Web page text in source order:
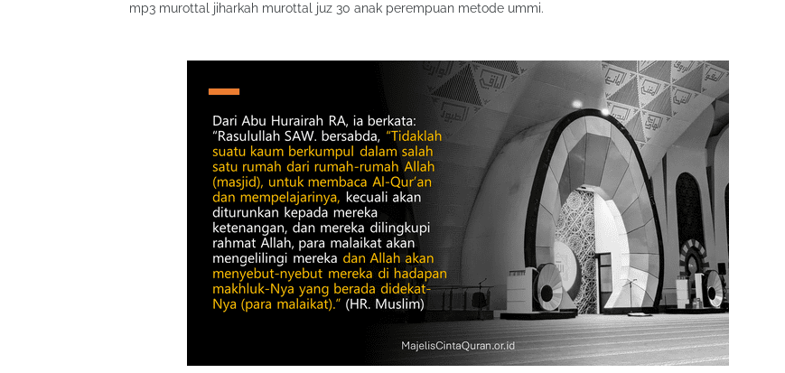
mp3 murottal jiharkah murottal juz 30 anak perempuan metode ummi.